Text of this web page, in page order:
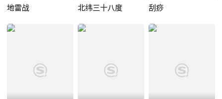
地雷战 北纬三十八度 刮痧